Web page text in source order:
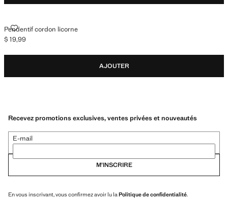
Pendentif cordon licorne
PENDENTIF CORDON LICORNE
Prix actuel [$ 19,99 ]
$ 19,99
AJOUTER
Recevez promotions exclusives, ventes privées et nouveautés
E-mail
M’INSCRIRE
En vous inscrivant, vous confirmez avoir lu la Politique de confidentialité.